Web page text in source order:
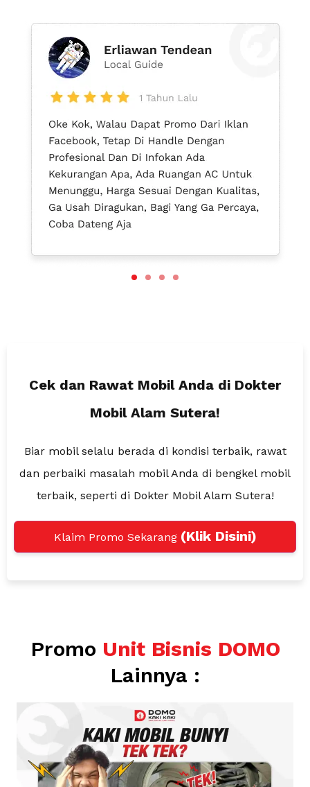
Cek dan Rawat Mobil Anda di Dokter
Mobil Alam Sutera!
Biar mobil selalu berada di kondisi terbaik, rawat
dan perbaiki masalah mobil Anda di bengkel mobil
terbaik, seperti di Dokter Mobil Alam Sutera!
Klaim Promo Sekarang (Klik Disini)
Promo Unit Bisnis DOMO
Lainnya :